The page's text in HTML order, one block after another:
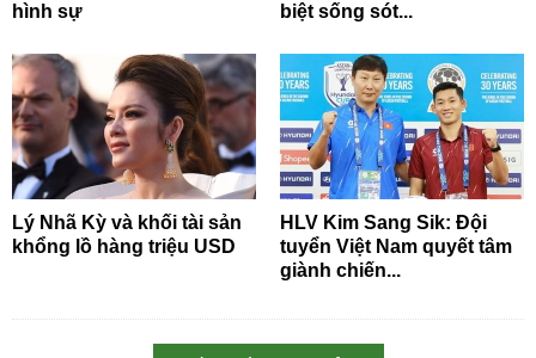
hình sự
biệt sống sót...
Lý Nhã Kỳ và khối tài sản
khổng lồ hàng triệu USD
HLV Kim Sang Sik: Đội
tuyển Việt Nam quyết tâm
giành chiến...